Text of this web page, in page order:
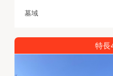
墓域
特長